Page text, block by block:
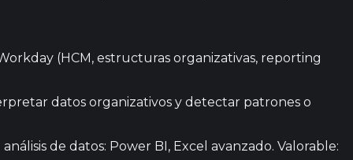
(HCM, estructuras organizativas, reporting
datos organizativos y detectar patrones o
de datos: Power BI, Excel avanzado. Valorable: